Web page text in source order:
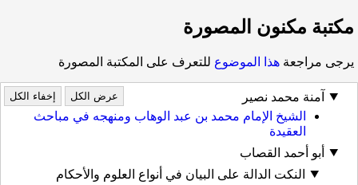
مكتبة مكنون المصورة
يرجى مراجعة هذا الموضوع للتعرف على المكتبة المصورة
عرض الكل إخفاء الكل
آمنة محمد نصير
الشيخ الإمام محمد بن عبد الوهاب ومنهجه في مباحث
العقيدة
أبو أحمد القصاب
النكت الدالة على البيان في أنواع العلوم والأحكام